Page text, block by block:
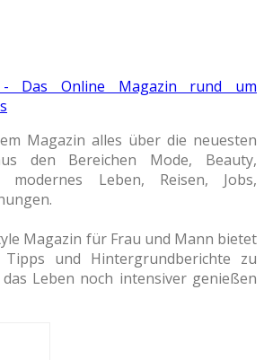
- Das Online Magazin rund um
Magazin alles über die neuesten
den Bereichen Mode, Beauty,
modernes Leben, Reisen, Jobs,
Magazin für Frau und Mann bietet
Tipps und Hintergrundberichte zu
Leben noch intensiver genießen